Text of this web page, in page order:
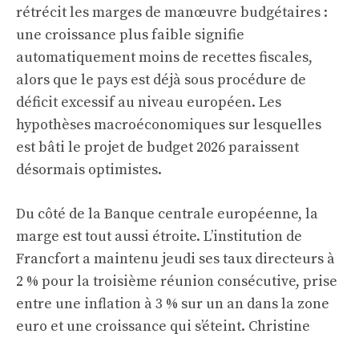
rétrécit les marges de manœuvre budgétaires :
une croissance plus faible signifie
automatiquement moins de recettes fiscales,
alors que le pays est déjà sous procédure de
déficit excessif au niveau européen. Les
hypothèses macroéconomiques sur lesquelles
est bâti le projet de budget 2026 paraissent
désormais optimistes.
Du côté de la Banque centrale européenne, la
marge est tout aussi étroite. L’institution de
Francfort a maintenu jeudi ses taux directeurs à
2 % pour la troisième réunion consécutive, prise
entre une inflation à 3 % sur un an dans la zone
euro et une croissance qui s’éteint. Christine